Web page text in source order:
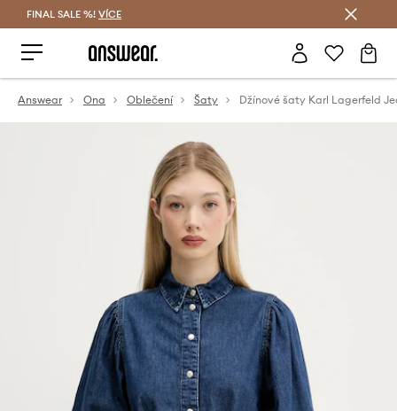
FINAL SALE %! VÍCE
Answear Ona Oblečení Šaty Džínové šaty Karl Lagerfeld